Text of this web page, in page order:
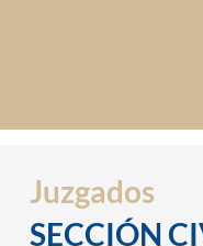
Juzgados
SECCIÓN